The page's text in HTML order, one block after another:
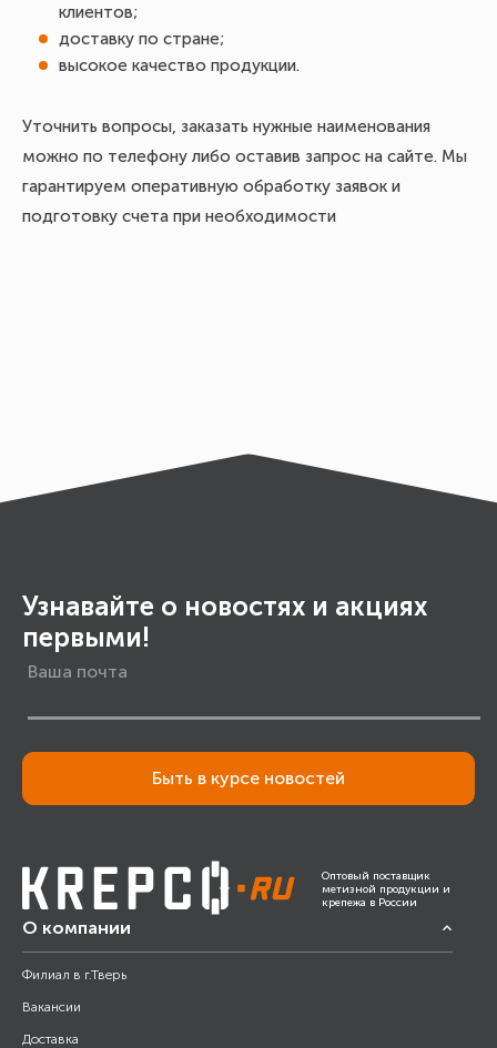
клиентов;
доставку по стране;
высокое качество продукции.
Уточнить вопросы, заказать нужные наименования
можно по телефону либо оставив запрос на сайте. Мы
гарантируем оперативную обработку заявок и
подготовку счета при необходимости
Узнавайте о новостях и акциях
первыми!
Быть в курсе новостей
Оптовый поставщик
метизной продукции и
крепежа в России
О компании
Филиал в г.Тверь
Вакансии
Доставка